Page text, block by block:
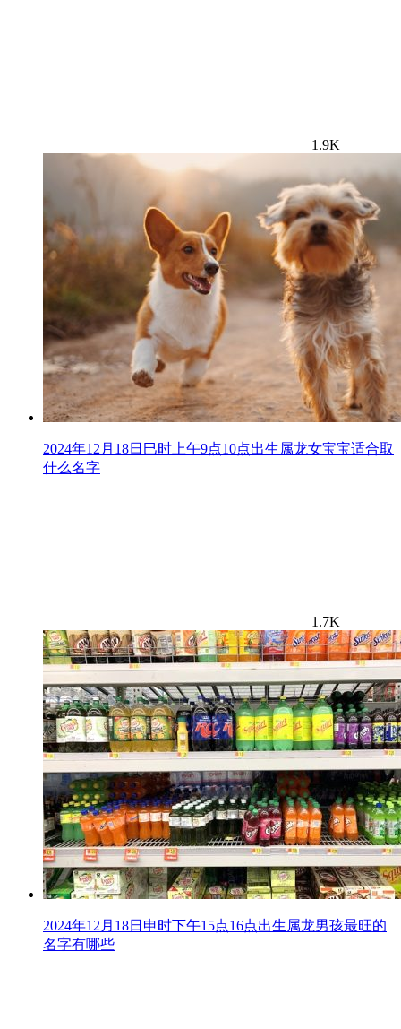
1.9K
2024年12月18日巳时上午9点10点出生属龙女宝宝适合取
什么名字
1.7K
2024年12月18日申时下午15点16点出生属龙男孩最旺的
名字有哪些